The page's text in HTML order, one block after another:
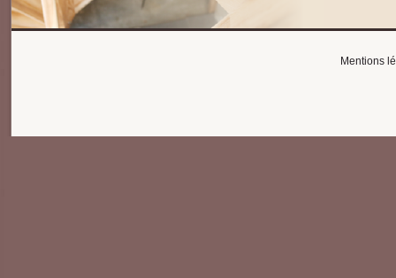
Mentions